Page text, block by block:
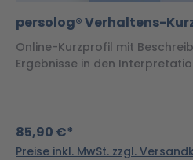
persolog® Verhaltens-
Online-Kurzprofil mit
Ergebnisse in den
85,90 €*
Preise inkl. MwSt. zzgl.